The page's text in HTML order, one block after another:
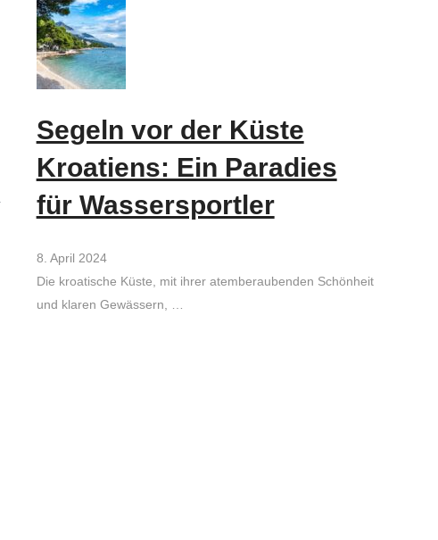
Segeln vor der Küste
Kroatiens: Ein Paradies
für Wassersportler
8. April 2024
Die kroatische Küste, mit ihrer atemberaubenden Schönheit
und klaren Gewässern, …